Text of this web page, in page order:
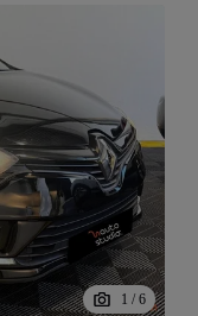
1 / 6